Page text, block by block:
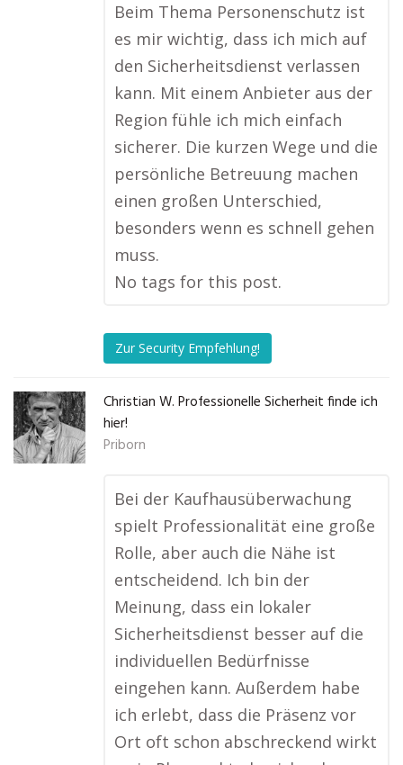
Beim Thema Personenschutz ist
es mir wichtig, dass ich mich auf
den Sicherheitsdienst verlassen
kann. Mit einem Anbieter aus der
Region fühle ich mich einfach
sicherer. Die kurzen Wege und die
persönliche Betreuung machen
einen großen Unterschied,
besonders wenn es schnell gehen
muss.
No tags for this post.
Zur Security Empfehlung!
Christian W. Professionelle Sicherheit finde ich
hier!
Priborn
Bei der Kaufhausüberwachung
spielt Professionalität eine große
Rolle, aber auch die Nähe ist
entscheidend. Ich bin der
Meinung, dass ein lokaler
Sicherheitsdienst besser auf die
individuellen Bedürfnisse
eingehen kann. Außerdem habe
ich erlebt, dass die Präsenz vor
Ort oft schon abschreckend wirkt